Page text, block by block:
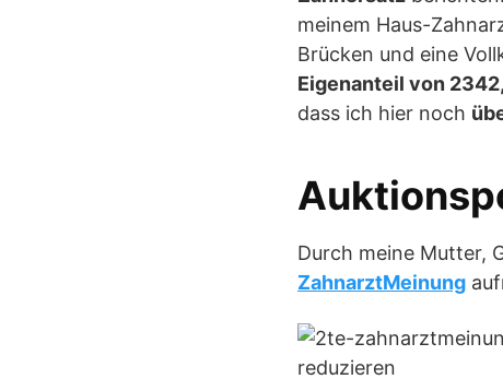
meinem Haus-
Brücken und eine
Eigenanteil von
dass ich hier noch
Durch meine Mutter,
ZahnarztMeinung